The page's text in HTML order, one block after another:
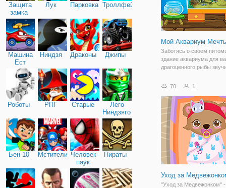
Защита
замка
Лук Парковка Троллфейс
Машина
Ест
Машину
Ниндзя Драконы Джипы
Роботы РПГ Старые
Лего
Ниндзяго
Бен 10 Мстители Человек-
паук
Пираты
Мой Аквариум
Заботясь о своем
здание аквариума для
драгоценного рыбы
можете быть
аквариума, заботиться
даже стать рыбой
70 1
Уход за
"Уход за Медвежонком" -